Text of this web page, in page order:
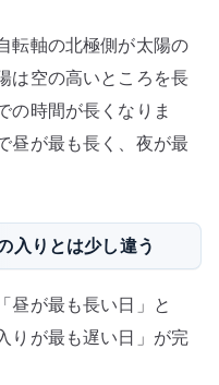
転軸の北極側が太陽の
は空の高いところを長
の時間が長くなりま
昼が最も長く、夜が最
入りとは少し違う
昼が最も長い日」と
りが最も遅い日」が完